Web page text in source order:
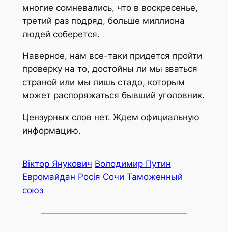
многие сомневались, что в воскресенье,
третий раз подряд, больше миллиона
людей соберется.
Наверное, нам все-таки придется пройти
проверку на то, достойны ли мы зваться
страной или мы лишь стадо, которым
может распоряжаться бывший уголовник.
Цензурных слов нет. Ждем официальную
информацию.
Віктор Янукович Володимир Путин
Евромайдан Росія Сочи Таможенный
союз